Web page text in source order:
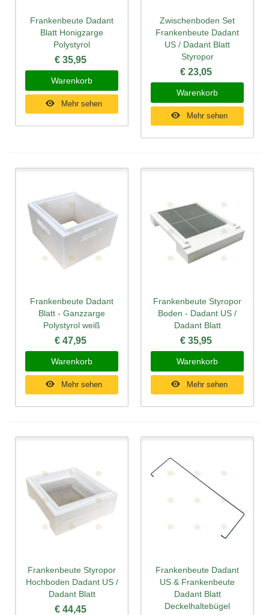
Frankenbeute Dadant
Blatt Honigzarge
Polystyrol
€ 35,95
Warenkorb
Mehr sehen
Zwischenboden Set
Frankenbeute Dadant
US / Dadant Blatt
Styropor
€ 23,05
Warenkorb
Mehr sehen
Frankenbeute Dadant
Blatt - Ganzzarge
Polystyrol weiß
€ 47,95
Warenkorb
Mehr sehen
Frankenbeute Styropor
Boden - Dadant US /
Dadant Blatt
€ 35,95
Warenkorb
Mehr sehen
Frankenbeute Styropor
Hochboden Dadant US /
Dadant Blatt
€ 44,45
Frankenbeute Dadant
US & Frankenbeute
Dadant Blatt
Deckelhaltebügel